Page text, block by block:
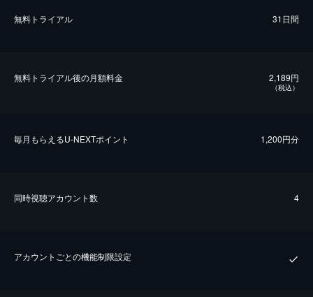
無料トライアル 31日間
無料トライアル後の⽉額料金 2,189円
（税込）
毎⽉もらえるU-NEXTポイント 1,200円分
同時視聴アカウント数 4
アカウントごとの機能制限設定